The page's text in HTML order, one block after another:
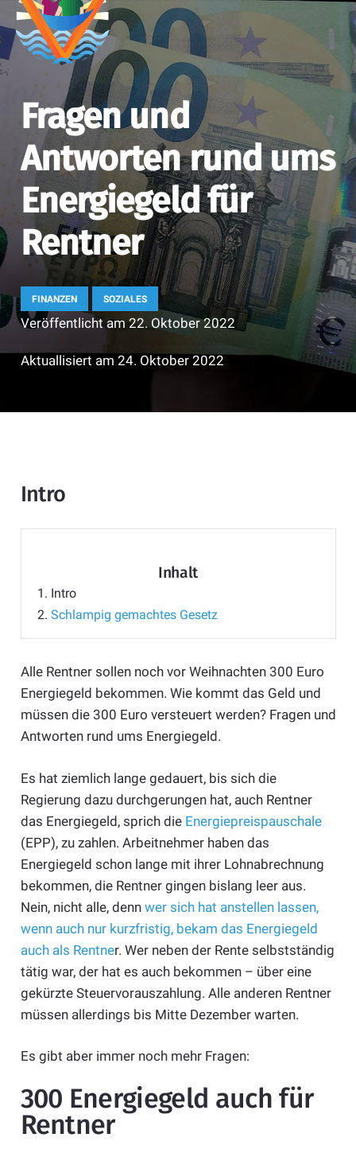
Fragen und
Antworten rund ums
Energiegeld für
Rentner
FINANZEN SOZIALES
Veröffentlicht am22. Oktober 2022
Aktuallisiert am 24. Oktober 2022
Intro
Inhalt
1. Intro
2. Schlampig gemachtes Gesetz
Alle Rentner sollen noch vor Weihnachten 300 Euro
Energiegeld bekommen. Wie kommt das Geld und
müssen die 300 Euro versteuert werden? Fragen und
Antworten rund ums Energiegeld.
Es hat ziemlich lange gedauert, bis sich die
Regierung dazu durchgerungen hat, auch Rentner
das Energiegeld, sprich die Energiepreispauschale
(EPP), zu zahlen. Arbeitnehmer haben das
Energiegeld schon lange mit ihrer Lohnabrechnung
bekommen, die Rentner gingen bislang leer aus.
Nein, nicht alle, denn wer sich hat anstellen lassen,
wenn auch nur kurzfristig, bekam das Energiegeld
auch als Rentner. Wer neben der Rente selbstständig
tätig war, der hat es auch bekommen – über eine
gekürzte Steuervorauszahlung. Alle anderen Rentner
müssen allerdings bis Mitte Dezember warten.
Es gibt aber immer noch mehr Fragen:
300 Energiegeld auch für
Rentner